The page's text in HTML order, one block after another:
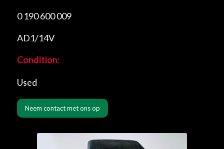
0 190 600 009
AD1/14V
Condition:
Used
Neem contact met ons op